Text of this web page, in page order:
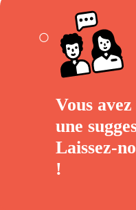
Vous
une
Laissez-
!